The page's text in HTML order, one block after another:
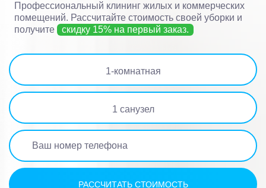
Профессиональный клининг жилых и коммерческих
помещений. Рассчитайте стоимость своей уборки и
получите
скидку 15% на первый заказ.
1-комнатная
1 санузел